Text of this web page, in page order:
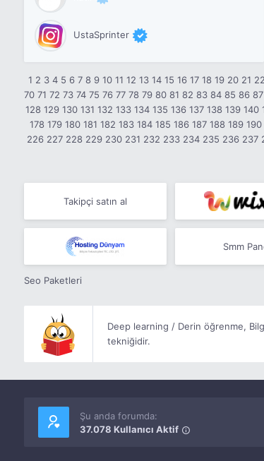
UstaSprinter
1 2 3 4 5 6 7 8 9 10 11 12 13 14 15 16 17 18 19 20 21 22
70 71 72 73 74 75 76 77 78 79 80 81 82 83 84 85 86 87
128 129 130 131 132 133 134 135 136 137 138 139 140
178 179 180 181 182 183 184 185 186 187 188 189 190
226 227 228 229 230 231 232 233 234 235 236 237
Takipçi satın al
Smm
Seo Paketleri
Deep learning / Derin öğrenme,
tekniğidir.
Şu anda forumda:
37.078 Kullanıcı Aktif